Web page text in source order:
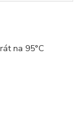
na 95°C